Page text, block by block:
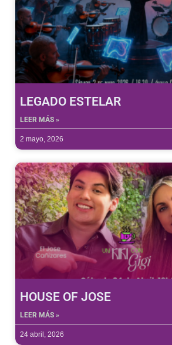
LEGADO ESTELAR
LEER MÁS »
2 mayo, 2026
HOUSE OF JOSE
LEER MÁS »
24 abril, 2026